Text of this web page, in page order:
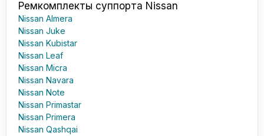
Ремкомплекты суппорта Nissan
Nissan Almera
Nissan Juke
Nissan Kubistar
Nissan Leaf
Nissan Micra
Nissan Navara
Nissan Note
Nissan Primastar
Nissan Primera
Nissan Qashqai